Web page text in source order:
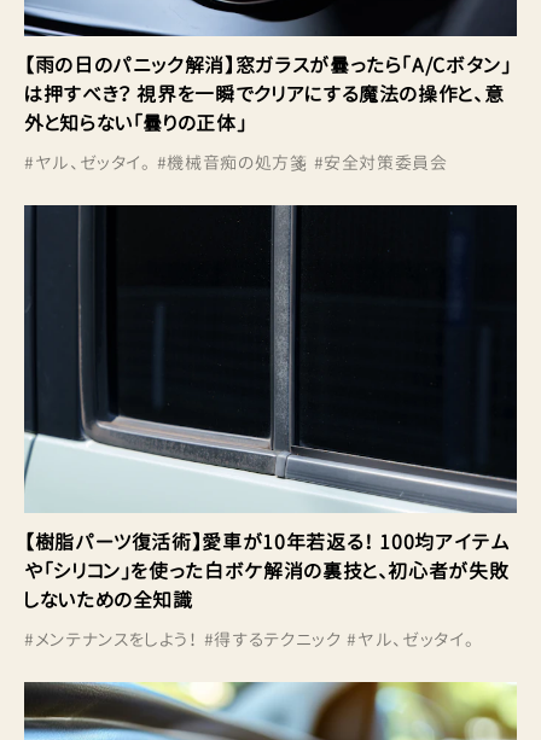
【雨の日のパニック解消】窓ガラスが曇ったら「A/Cボタン」
は押すべき？ 視界を一瞬でクリアにする魔法の操作と、意
外と知らない「曇りの正体」
#ヤル、ゼッタイ。 #機械音痴の処方箋 #安全対策委員会
【樹脂パーツ復活術】愛車が10年若返る！ 100均アイテム
や「シリコン」を使った白ボケ解消の裏技と、初心者が失敗
しないための全知識
#メンテナンスをしよう！ #得するテクニック #ヤル、ゼッタイ。